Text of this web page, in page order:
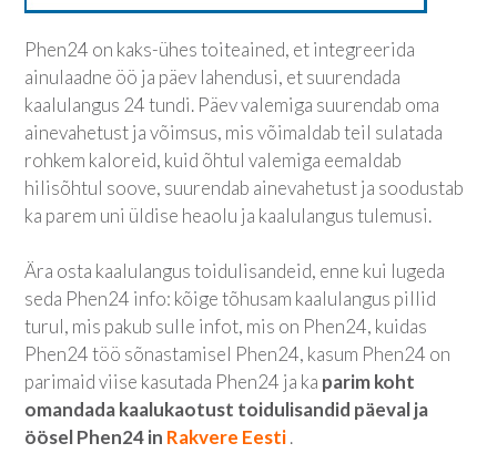
Phen24 on kaks-ühes toiteained, et integreerida
ainulaadne öö ja päev lahendusi, et suurendada
kaalulangus 24 tundi. Päev valemiga suurendab oma
ainevahetust ja võimsus, mis võimaldab teil sulatada
rohkem kaloreid, kuid õhtul valemiga eemaldab
hilisõhtul soove, suurendab ainevahetust ja soodustab
ka parem uni üldise heaolu ja kaalulangus tulemusi.
Ära osta kaalulangus toidulisandeid, enne kui lugeda
seda Phen24 info: kõige tõhusam kaalulangus pillid
turul, mis pakub sulle infot, mis on Phen24, kuidas
Phen24 töö sõnastamisel Phen24, kasum Phen24 on
parimaid viise kasutada Phen24 ja ka parim koht
omandada kaalukaotust toidulisandid päeval ja
öösel Phen24 in Rakvere Eesti.